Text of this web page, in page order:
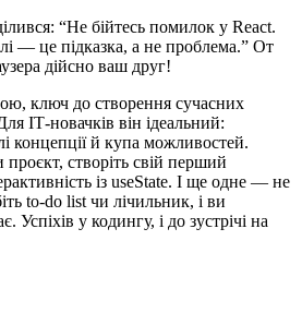
“Не бійтесь помилок у React.
— це підказка, а не проблема.” От
дійсно ваш друг!
ключ до створення сучасних
ІТ-новачків він ідеальний:
концепції й купа можливостей.
створіть свій перший
із useState. І ще одне — не
to-do list чи лічильник, і ви
Успіхів у кодингу, і до зустрічі на